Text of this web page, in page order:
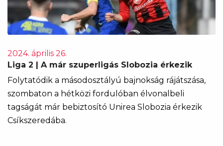
2024. április 26.
Liga 2 | A már szuperligás Slobozia érkezik
Folytatódik a másodosztályú bajnokság rájátszása,
szombaton a hétközi fordulóban élvonalbeli
tagságát már bebiztosító Unirea Slobozia érkezik
Csíkszeredába.